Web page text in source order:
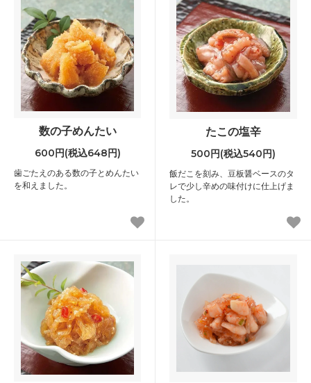
数の子めんたい
600円(税込648円)
歯ごたえのある数の子とめんたい
を和えました。
たこの塩辛
500円(税込540円)
飯だこを刻み、豆板醤ベースのタ
レで少し辛めの味付けに仕上げま
した。